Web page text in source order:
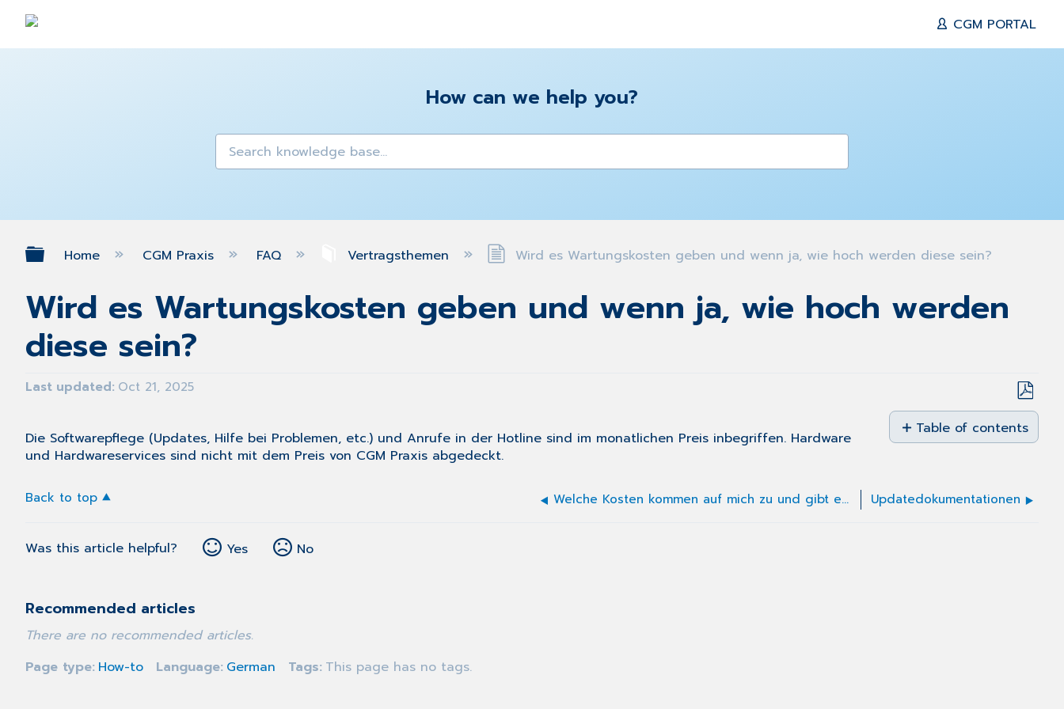
CGM PORTAL
How can we help you?
Expand/collapse global hierarchy
Home CGM Praxis FAQ Vertragsthemen Wird es Wartungskosten geben und wenn ja, wie hoch werden diese sein?
Wird es Wartungskosten geben und wenn ja, wie hoch werden
diese sein?
Last updated Oct 21, 2025
Save
as
PDF
Table of contents
No
Die Softwarepflege (Updates, Hilfe bei Problemen, etc.) und Anrufe in der Hotline sind im monatlichen Preis inbegriffen. Hardware
und Hardwareservices sind nicht mit dem Preis von CGM Praxis abgedeckt.
Back to top Welche Kosten kommen auf mich zu und gibt es flexible Zahlungsmodelle? Updatedokumentationen
Was this article helpful? Yes No
Recommended articles
There are no recommended articles.
Page type How-to Language German Tags This page has no tags.